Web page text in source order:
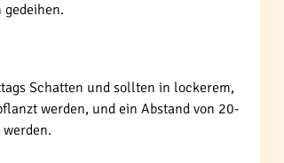
Schatten und sollten in lockerem,
werden, und ein Abstand von 20-